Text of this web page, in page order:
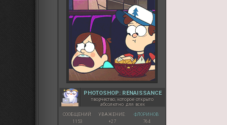
PHOTOSHOP: RENAISSANCE
творчество, которое открыто
абсолютно для всех
СООБЩЕНИЙ:
1153
УВАЖЕНИЕ:
+27
ФЛОРИНОВ:
764